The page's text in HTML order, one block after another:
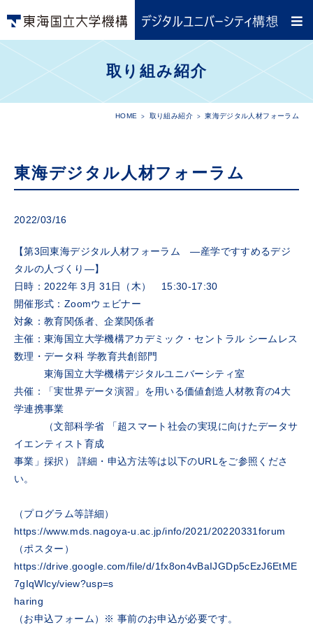
取り組み紹介
HOME 取り組み紹介 東海デジタル人材フォーラム
東海デジタル人材フォーラム
2022/03/16
【第3回東海デジタル人材フォーラム ―産学ですすめるデジ
タルの人づくり―】
日時：2022年 3月 31日（木） 15:30-17:30
開催形式：Zoomウェビナー
対象：教育関係者、企業関係者
主催：東海国立大学機構アカデミック・セントラル シームレス
数理・データ科 学教育共創部門
東海国立大学機構デジタルユニバーシティ室
共催：「実世界データ演習」を用いる価値創造人材教育の4大
学連携事業
（文部科学省 「超スマート社会の実現に向けたデータサ
イエンティスト育成
事業」採択） 詳細・申込方法等は以下のURLをご参照くださ
い。
（プログラム等詳細）
https://www.mds.nagoya-u.ac.jp/info/2021/20220331forum
（ポスター）
https://drive.google.com/file/d/1fx8on4vBaIJGDp5cEzJ6EtME
7gIqWlcy/view?usp=s
haring
（お申込フォーム）※ 事前のお申込が必要です。